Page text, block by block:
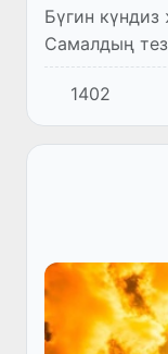
Бүгин
Самалдың
жерлерде
айырым
бақланыўы
3...
1402